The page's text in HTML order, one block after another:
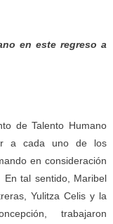
en este regreso a
de Talento Humano
a cada uno de los
en consideración
En tal sentido, Maribel
Yulitza Celis y la
trabajaron